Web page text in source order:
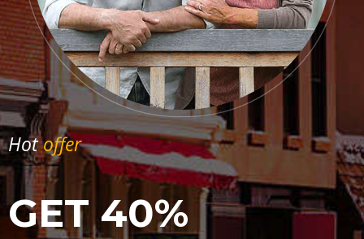
Hotoffer
GET 40%